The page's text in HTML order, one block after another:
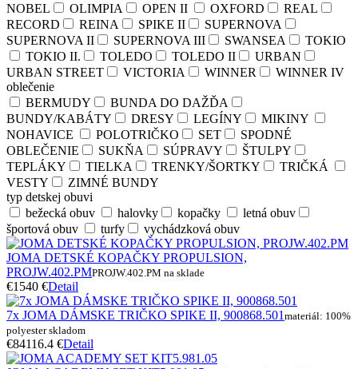
NOBEL
OLIMPIA OPEN II OXFORD
REAL
RECORD
REINA SPIKE II
SUPERNOVA
SUPERNOVA II
SUPERNOVA III SWANSEA
TOKIO
TOKIO II.
TOLEDO TOLEDO II
URBAN
URBAN STREET
VICTORIA WINNER
WINNER IV
oblečenie
BERMUDY
BUNDA DO DAŽĎA
BUNDY/KABÁTY
DRESY LEGÍNY
MIKINY
NOHAVICE
POLOTRIČKO SET
SPODNÉ
OBLEČENIE
SUKŇA SÚPRAVY
ŠTULPY
TEPLÁKY
TIELKA TRENKY/ŠORTKY
TRIČKÁ
VESTY
ZIMNÉ BUNDY
typ detskej obuvi
bežecká obuv
halovky kopačky
letná obuv
športová obuv
turfy vychádzková obuv
JOMA DETSKÉ KOPAČKY PROPULSION,
PROJW.402.PMPROJW.402.PM na sklade
€1540 €Detail
7x JOMA DÁMSKE TRIČKO SPIKE II, 900868.501 materiál: 100%
polyester skladom
€84116.4 €Detail